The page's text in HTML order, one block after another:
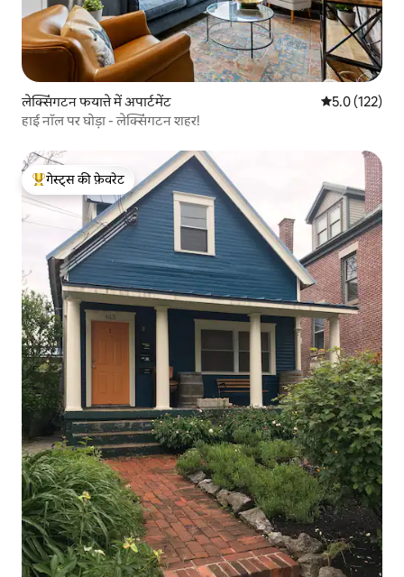
लेक्सिंगटन फयात्ते में अपार्टमेंट औसत रेटिंग 5 में
5.0 (122)
हाई नॉल पर घोड़ा - लेक्सिंगटन शहर!
गेस्ट्स का टॉप फ़ेवरेट
गेस्ट्स की फ़ेवरेट